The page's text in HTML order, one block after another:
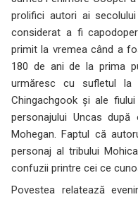
prolifici autori ai
considerat a fi
primit la vremea când a
180 de ani de la prima
urmăresc cu sufletul la
Chingachgook şi ale
personajului Uncas
Mohegan. Faptul că
personaj al tribului
confuzii printre cei ce
Povestea relatează